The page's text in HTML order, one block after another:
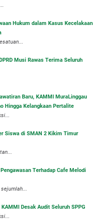
Hukum dalam Kasus Kecelakaan
Musi Rawas Terima Seluruh
Baru, KAMMI MuraLinggau
Hingga Kelangkaan Pertalite
Siswa di SMAN 2 Kikim Timur
Terhadap Cafe Melodi
sejumlah...
Desak Audit Seluruh SPPG